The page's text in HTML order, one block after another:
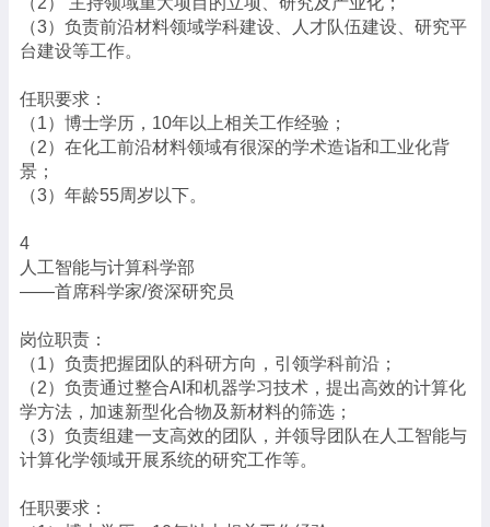
（3）负责前沿材料领域学科建设、人才队伍建设、研究平
台建设等工作。
任职要求：
（1）博士学历，10年以上相关工作经验；
（2）在化工前沿材料领域有很深的学术造诣和工业化背
景；
（3）年龄55周岁以下。
4
人工智能与计算科学部
——首席科学家/资深研究员
岗位职责：
（1）负责把握团队的科研方向，引领学科前沿；
（2）负责通过整合AI和机器学习技术，提出高效的计算化
学方法，加速新型化合物及新材料的筛选；
（3）负责组建一支高效的团队，并领导团队在人工智能与
计算化学领域开展系统的研究工作等。
任职要求：